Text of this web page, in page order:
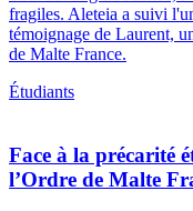
fragiles. Aleteia a suivi
témoignage de Laurent,
de Malte France.
Étudiants
Face à la précarité
l’Ordre de Malte